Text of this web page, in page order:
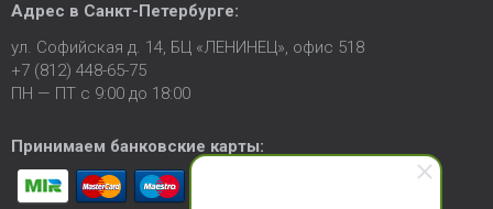
Адрес в Санкт-Петербурге:
ул. Софийская д. 14, БЦ «ЛЕНИНЕЦ», офис 518
+7 (812) 448-65-75
ПН — ПТ с 9:00 до 18:00
Принимаем банковские карты: